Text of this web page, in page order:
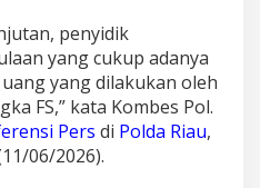
penyidik
yang cukup adanya
yang dilakukan oleh
FS,” kata Kombes Pol.
Pers di Polda Riau,
06/2026).